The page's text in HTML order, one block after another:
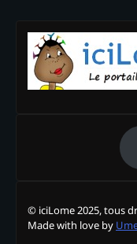
© iciLome 2025, tous
Made with love by